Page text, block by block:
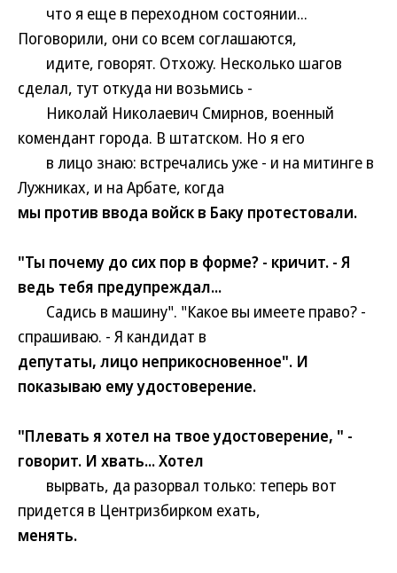
что я еще в переходном состоянии...
Поговорили, они со всем соглашаются,
идите, говорят. Отхожу. Несколько шагов
сделал, тут откуда ни возьмись -
Николай Николаевич Смирнов, военный
комендант города. В штатском. Но я его
в лицо знаю: встречались уже - и на митинге в
Лужниках, и на Арбате, когда
мы против ввода войск в Баку протестовали.
"Ты почему до сих пор в форме? - кричит. - Я
ведь тебя предупреждал...
Садись в машину". "Какое вы имеете право? -
спрашиваю. - Я кандидат в
депутаты, лицо неприкосновенное". И
показываю ему удостоверение.
"Плевать я хотел на твое удостоверение, " -
говорит. И хвать... Хотел
вырвать, да разорвал только: теперь вот
придется в Центризбирком ехать,
менять.